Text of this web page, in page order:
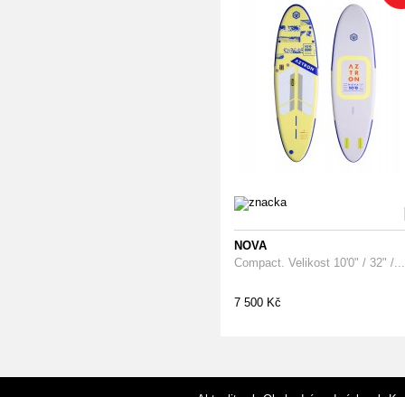
NOVA
Compact. Velikost 10'0" / 32" /...
7 500 Kč